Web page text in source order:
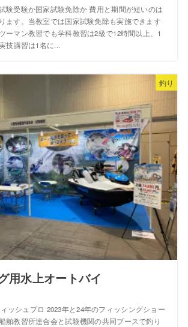
験受験か国家試験免除か 費用と期間が短いのは
ます。当教室では国家試験免除も実施できます
ーマン教習でも学科教習は2級で12時間以上、1
技講習は1名に...
釣り
用水上オートバイ
ッシュプロ 2023年と24年のフィッシングショー
舶教習所連合会と試験機関の共同ブースで釣り